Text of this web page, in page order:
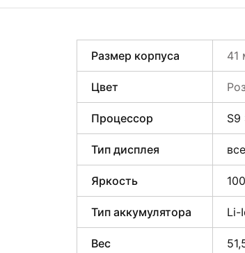
Размер корпуса 41
Цвет
Процессор S9
Тип дисплея
Яркость
Тип аккумулятора Li-
Вес